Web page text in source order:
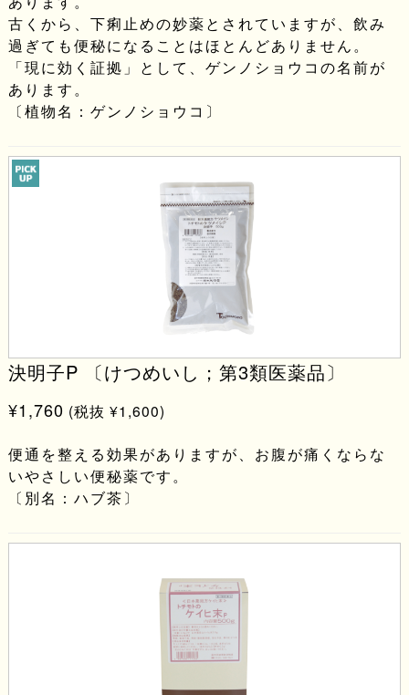
古くから、下痢止めの妙薬とされていますが、飲み
過ぎても便秘になることはほとんどありません。
「現に効く証拠」として、ゲンノショウコの名前が
あります。
〔植物名：ゲンノショウコ〕
決明子P 〔けつめいし；第3類医薬品〕
¥1,760 (税抜 ¥1,600)
便通を整える効果がありますが、お腹が痛くならな
いやさしい便秘薬です。
〔別名：ハブ茶〕